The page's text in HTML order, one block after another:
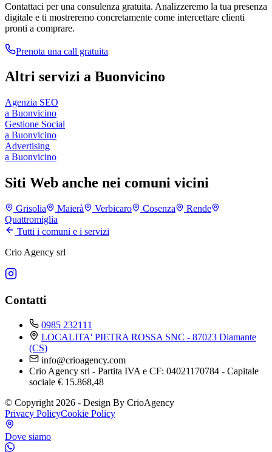
Contattaci per una consulenza gratuita. Analizzeremo la tua presenza
digitale e ti mostreremo concretamente come intercettare clienti
pronti a comprare.
Prenota una call gratuita
Altri servizi a Buonvicino
Agenzia SEO
a Buonvicino
Gestione Social
a Buonvicino
Advertising
a Buonvicino
Siti Web anche nei comuni vicini
Grisolia Maierà Verbicaro Cosenza
Rende
Quattromiglia
Tutti i comuni e i servizi
Crio Agency srl
Contatti
0985 232111
LOCALITA' PIETRA ROSSA SNC - 87023 Diamante
(CS)
info@crioagency.com
Crio Agency srl - Partita IVA e CF: 04021170784 - Capitale
sociale € 15.868,48
© Copyright 2026 - Design By CrioAgency
Privacy PolicyCookie Policy
Dove siamo